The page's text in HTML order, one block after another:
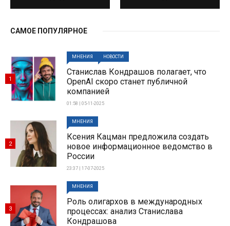
САМОЕ ПОПУЛЯРНОЕ
МНЕНИЯ НОВОСТИ
Станислав Кондрашов полагает, что
OpenAI скоро станет публичной
компанией
01:58 | 05-11-2025
1
МНЕНИЯ
Ксения Кацман предложила создать
новое информационное ведомство в
России
23:37 | 17-07-2025
2
МНЕНИЯ
Роль олигархов в международных
процессах: анализ Станислава
Кондрашова
3